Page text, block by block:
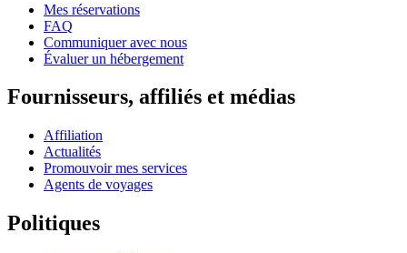
Mes réservations
FAQ
Communiquer avec nous
Évaluer un hébergement
Fournisseurs, affiliés et médias
Affiliation
Actualités
Promouvoir mes services
Agents de voyages
Politiques